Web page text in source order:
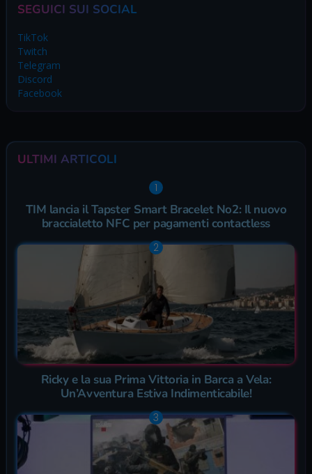
SEGUICI SUI SOCIAL
TikTok
Twitch
Telegram
Discord
Facebook
ULTIMI ARTICOLI
TIM lancia il Tapster Smart Bracelet No2: Il nuovo
braccialetto NFC per pagamenti contactless
Ricky e la sua Prima Vittoria in Barca a Vela:
Un’Avventura Estiva Indimenticabile!